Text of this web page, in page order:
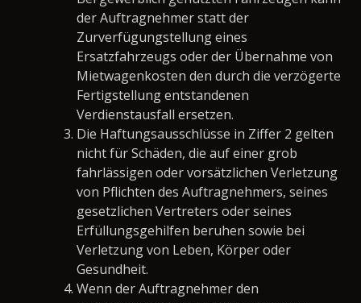
der Auftragnehmer statt der
Zurverfügungstellung eines
Ersatzfahrzeugs oder der Übernahme von
Mietwagenkosten den durch die verzögerte
Fertigstellung entstandenen
Verdienstausfall ersetzen.
Die Haftungsausschlüsse in Ziffer 2 gelten
nicht für Schäden, die auf einer grob
fahrlässigen oder vorsätzlichen Verletzung
von Pflichten des Auftragnehmers, seines
gesetzlichen Vertreters oder seines
Erfüllungsgehilfen beruhen sowie bei
Verletzung von Leben, Körper oder
Gesundheit.
Wenn der Auftragnehmer den